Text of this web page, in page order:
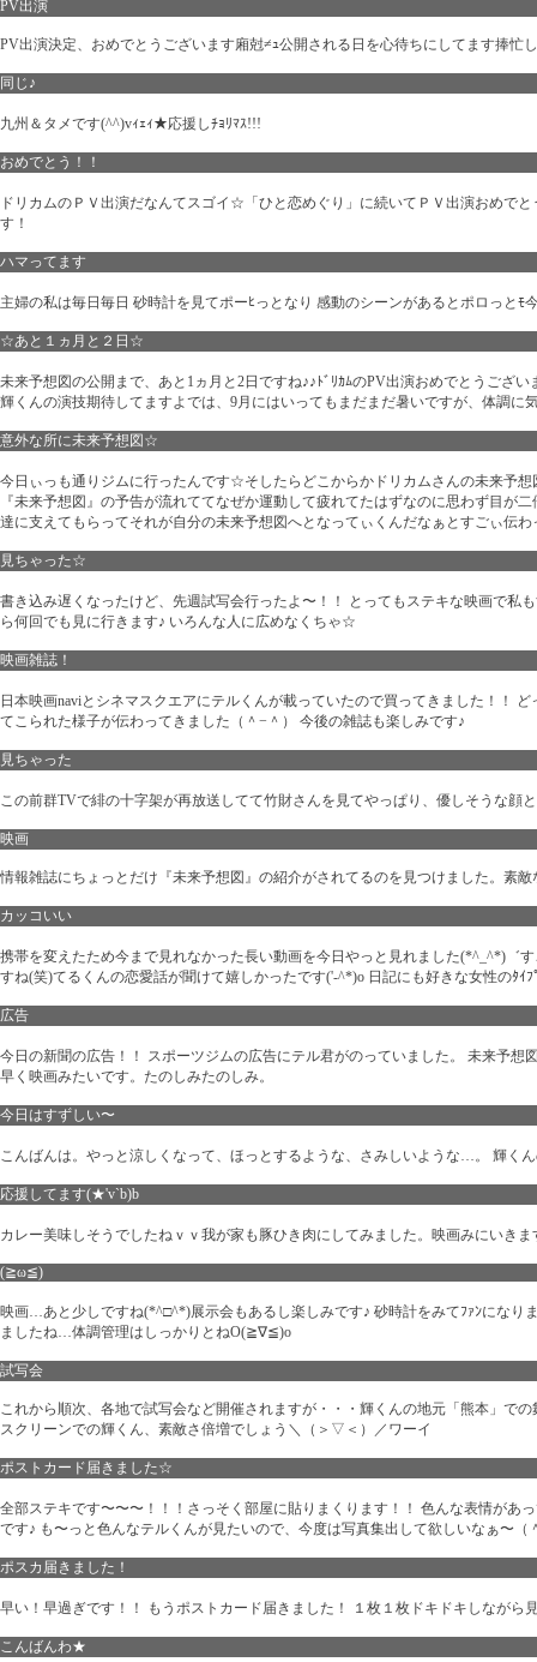
PV出演
PV出演決定、おめでとうございます廂尅≠ｭ公開される日を心待ちにしてます捧忙
同じ♪
九州＆タメです(^^)vｨｪｨ★応援しﾁｮﾘﾏｽ!!!
おめでとう！！
ドリカムのＰＶ出演だなんてスゴイ☆「ひと恋めぐり」に続いてＰＶ出演おめで
す！
ハマってます
主婦の私は毎日毎日 砂時計を見てポーﾋっとなり 感動のシーンがあるとポロっとﾓ
☆あと１ヵ月と２日☆
未来予想図の公開まで、あと1ヵ月と2日ですね♪♪ﾄﾞﾘｶﾑのPV出演おめでとうござ
輝くんの演技期待してますよでは、9月にはいってもまだまだ暑いですが、体調に
意外な所に未来予想図☆
今日ぃっも通りジムに行ったんです☆そしたらどこからかドリカムさんの未来予
『未来予想図』の予告が流れててなぜか運動して疲れてたはずなのに思わず目
達に支えてもらってそれが自分の未来予想図へとなってぃくんだなぁとすごぃ伝
見ちゃった☆
書き込み遅くなったけど、先週試写会行ったよ〜！！ とってもステキな映画で私
ら何回でも見に行きます♪ いろんな人に広めなくちゃ☆
映画雑誌！
日本映画naviとシネマスクエアにテルくんが載っていたので買ってきました！！
てこられた様子が伝わってきました（＾−＾） 今後の雑誌も楽しみです♪
見ちゃった
この前群TVで緋の十字架が再放送してて竹財さんを見てやっぱり、優しそうな顔
映画
情報雑誌にちょっとだけ『未来予想図』の紹介がされてるのを見つけました。素
カッコいい
携帯を変えたため今まで見れなかった長い動画を今日やっと見れました(*^_^*)゛
すね(笑)てるくんの恋愛話が聞けて嬉しかったです('-^*)o 日記にも好きな女性のﾀｲ
広告
今日の新聞の広告！！ スポーツジムの広告にテル君がのっていました。 未来予
早く映画みたいです。たのしみたのしみ。
今日はすずしい〜
こんばんは。やっと涼しくなって、ほっとするような、さみしいような…。 輝く
応援してます(★'v`b)b
カレー美味しそうでしたねｖｖ我が家も豚ひき肉にしてみました。映画みにいきま
(≧ω≦)
映画…あと少しですね(*^□^*)展示会もあるし楽しみです♪ 砂時計をみてﾌｧﾝにな
ましたね…体調管理はしっかりとねO(≧∇≦)o
試写会
これから順次、各地で試写会など開催されますが・・・輝くんの地元「熊本」
スクリーンでの輝くん、素敵さ倍増でしょう＼（＞▽＜）／ワーイ
ポストカード届きました☆
全部ステキです〜〜〜！！！さっそく部屋に貼りまくります！！ 色んな表情が
です♪ も〜っと色んなテルくんが見たいので、今度は写真集出して欲しいなぁ〜（
ポスカ届きました！
早い！早過ぎです！！ もうポストカード届きました！ １枚１枚ドキドキしながら
こんばんわ★